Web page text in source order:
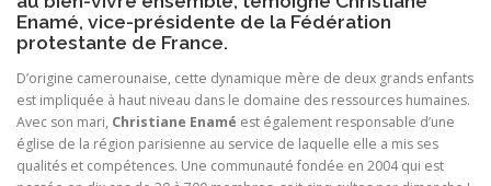
Enamé, vice-présidente de la Fédération
protestante de France.
D’origine camerounaise, cette dynamique mère de deux grands enfants
est impliquée à haut niveau dans le domaine des ressources humaines.
Avec son mari, Christiane Enamé est également responsable d’une
église de la région parisienne au service de laquelle elle a mis ses
qualités et compétences. Une communauté fondée en 2004 qui est